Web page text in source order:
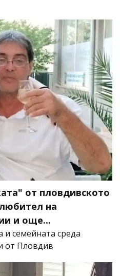
от пловдивското
на
и още...
и семейната среда
от Пловдив